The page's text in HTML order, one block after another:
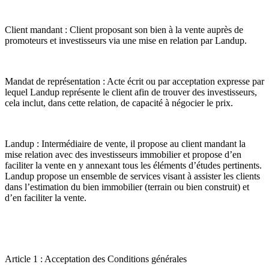
Client mandant : Client proposant son bien à la vente auprès de
promoteurs et investisseurs via une mise en relation par Landup.
Mandat de représentation : Acte écrit ou par acceptation expresse par
lequel Landup représente le client afin de trouver des investisseurs,
cela inclut, dans cette relation, de capacité à négocier le prix.
Landup : Intermédiaire de vente, il propose au client mandant la
mise relation avec des investisseurs immobilier et propose d’en
faciliter la vente en y annexant tous les éléments d’études pertinents.
Landup propose un ensemble de services visant à assister les clients
dans l’estimation du bien immobilier (terrain ou bien construit) et
d’en faciliter la vente.
Article 1 : Acceptation des Conditions générales